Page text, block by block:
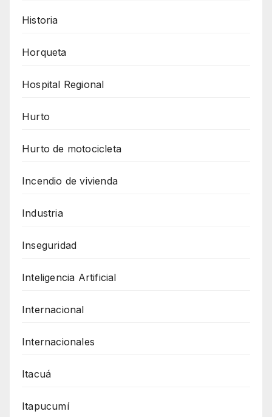
Historia
Horqueta
Hospital Regional
Hurto
Hurto de motocicleta
Incendio de vivienda
Industria
Inseguridad
Inteligencia Artificial
Internacional
Internacionales
Itacuá
Itapucumí